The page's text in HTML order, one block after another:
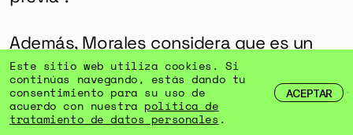
Además, Morales considera que es un
“mercado muy desigual”.“Hoy los
pueblos están sintiendo los efectos. Los
bonos se están vendiendo en millones
Este sitio web utiliza cookies. Si
continúas navegando, estás dando tu
consentimiento para su uso de
acuerdo con nuestra política de
tratamiento de datos personales .
ACEPTAR